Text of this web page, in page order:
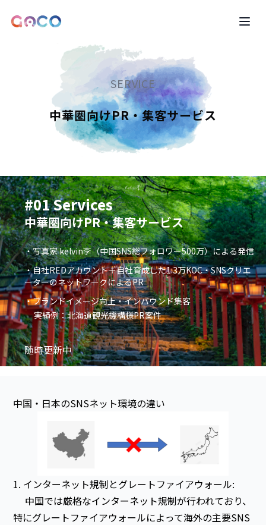
LOGO
SERVICE
中華圏向けPR・集客サービス
#01 Services
中華圏向けPR・集客サービス
・写真家 kelvin李（中国SNS総フォロワー500万）による発信
・自社REDアカウント＋自社育成した1.3万KOC・SNSクリエ
ーターのネットワークによるPR
・ブランドイメージ向上・インバウンド集客
実績例：北海道観光機構様PR案件
随時更新中
中国・日本のSNSネット環境の違い
1. インターネット規制とグレートファイアウォール:
中国では厳格なインターネット規制が行われており、
特にグレートファイアウォールによって海外の主要SNS